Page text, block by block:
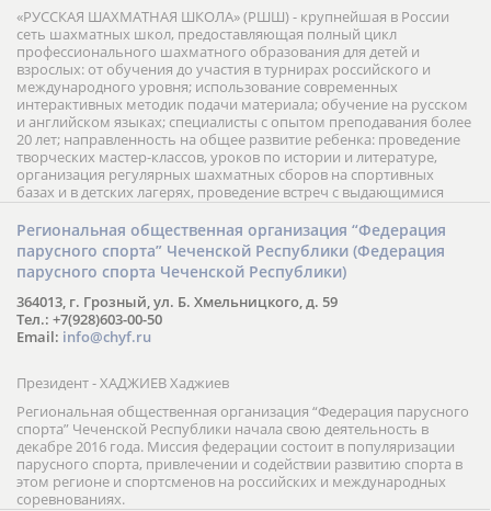
«РУССКАЯ ШАХМАТНАЯ ШКОЛА» (РШШ) - крупнейшая в России
сеть шахматных школ, предоставляющая полный цикл
профессионального шахматного образования для детей и
взрослых: от обучения до участия в турнирах российского и
международного уровня; использование современных
интерактивных методик подачи материала; обучение на русском
и английском языках; специалисты с опытом преподавания более
20 лет; направленность на общее развитие ребенка: проведение
творческих мастер-классов, уроков по истории и литературе,
организация регулярных шахматных сборов на спортивных
базах и в детских лагерях, проведение встреч с выдающимися
шахматистами; корпоративное обучение; онлайн обучение в
форме вебинаров и индивидуальных занятий, круглые столы
российских и международных тренеров, организация фестивалей;
онлайн трансляция мероприятий и турниров.
Региональная общественная организация “Федерация
парусного спорта” Чеченской Республики (Федерация
парусного спорта Чеченской Республики)
364013, г. Грозный, ул. Б. Хмельницкого, д. 59
Тел.: +7(928)603-00-50
Email: info@chyf.ru
Президент - ХАДЖИЕВ Хаджиев
Региональная общественная организация “Федерация парусного
спорта” Чеченской Республики начала свою деятельность в
декабре 2016 года. Миссия федерации состоит в популяризации
парусного спорта, привлечении и содействии развитию спорта в
этом регионе и спортсменов на российских и международных
соревнованиях.